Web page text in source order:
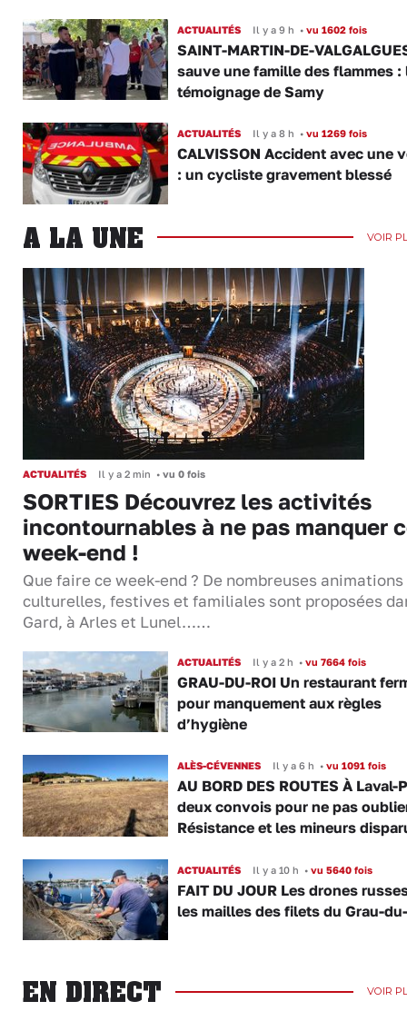
ACTUALITÉS Il y a 9 h •vu 1602 fois
SAINT-MARTIN-DE-
sauve une famille des flammes :
témoignage de Samy
ACTUALITÉS Il y a 8 h •vu 1269 fois
CALVISSON Accident avec une
: un cycliste gravement blessé
A LA UNE VOIR
ACTUALITÉS Il y a 2 min • vu 0 fois
SORTIES Découvrez les activités
incontournables à ne pas manquer
week-end !
Que faire ce week-end ? De nombreuses animations
culturelles, festives et familiales sont proposées
Gard, à Arles et Lunel……
ACTUALITÉS Il y a 2 h •vu 7664 fois
GRAU-DU-ROI Un restaurant
pour manquement aux règles
d’hygiène
ALÈS-CÉVENNES Il y a 6 h •vu 1091 fois
AU BORD DES ROUTES À Laval-
deux convois pour ne pas
Résistance et les mineurs
ACTUALITÉS Il y a 10 h •vu 5640 fois
FAIT DU JOUR Les drones
les mailles des filets du Grau-
EN DIRECT VOIR